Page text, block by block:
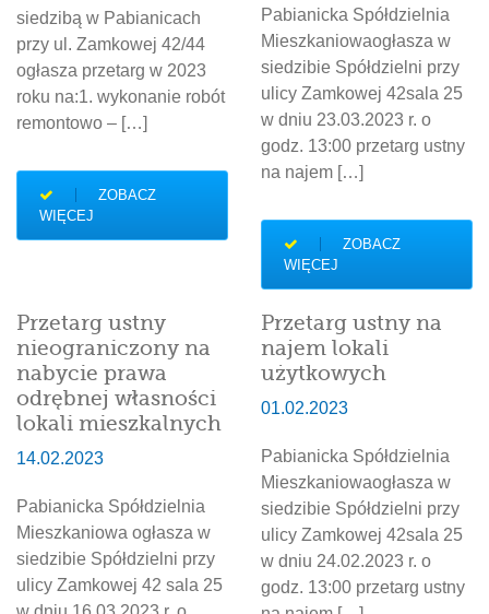
siedzibą w Pabianicach
przy ul. Zamkowej 42/44
ogłasza przetarg w 2023
roku na:1. wykonanie robót
remontowo – […]
ZOBACZ
WIĘCEJ
Pabianicka Spółdzielnia
Mieszkaniowaogłasza w
siedzibie Spółdzielni przy
ulicy Zamkowej 42sala 25
w dniu 23.03.2023 r. o
godz. 13:00 przetarg ustny
na najem […]
ZOBACZ
WIĘCEJ
Przetarg ustny
nieograniczony na
nabycie prawa
odrębnej własności
lokali mieszkalnych
14.02.2023
Pabianicka Spółdzielnia
Mieszkaniowa ogłasza w
siedzibie Spółdzielni przy
ulicy Zamkowej 42 sala 25
Przetarg ustny na
najem lokali
użytkowych
01.02.2023
Pabianicka Spółdzielnia
Mieszkaniowaogłasza w
siedzibie Spółdzielni przy
ulicy Zamkowej 42sala 25
w dniu 24.02.2023 r. o
godz. 13:00 przetarg ustny